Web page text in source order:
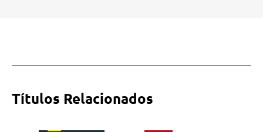
Títulos Relacionados